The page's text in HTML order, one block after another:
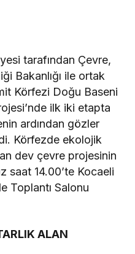
tarafından Çevre,
Bakanlığı ile ortak
Körfezi Doğu Baseni
ilk iki etapta
ardından gözler
Körfezde ekolojik
dev çevre projesinin
saat 14.00’te Kocaeli
Toplantı Salonu
ALAN